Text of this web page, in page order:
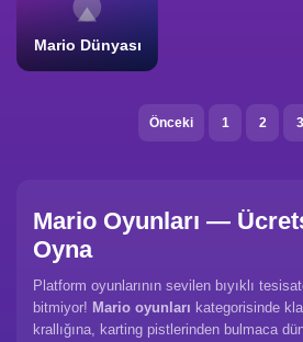
Mario Dünyası
Önceki 1 2 3
Mario Oyunları —
Oyna
Platform oyunlarının sevilen bıyıklı
bitmiyor! Mario oyunları kategorisinde
krallığına, karting pistlerinden bulmaca